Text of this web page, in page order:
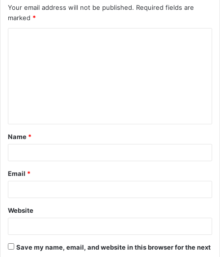
Your email address will not be published. Required fields are
marked *
Name *
Email *
Website
Save my name, email, and website in this browser for the next